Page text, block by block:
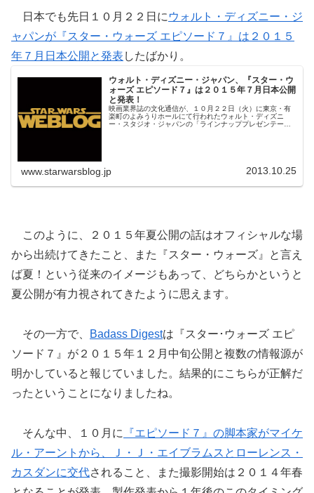
日本でも先日１０月２２日に ウォルト・ディズニー・ジ
ャパンが『スター・ウォーズ エピソード７』は２０１５
年７月日本公開と発表 したばかり。
ウォルト・ディズニー・ジャパン、『スター・ウ
ォーズ エピソード７』は２０１５年７月日本公開
と発表！
映画業界誌の文化通信が、１０月２２日（火）に東京・有
楽町のよみうりホールにて行われたウォルト・ディズニ
ー・スタジオ・ジャパンの「ラインナッププレゼンテーシ
www.starwarsblog.jp 2013.10.25
このように、２０１５年夏公開の話はオフィシャルな場
から出続けてきたこと、また『スター・ウォーズ』と言え
ば夏！という従来のイメージもあって、どちらかというと
夏公開が有力視されてきたように思えます。
その一方で、 Badass Digestは『スター･ウォーズ エピ
ソード７』が２０１５年１２月中旬公開と複数の情報源が
明かしていると報じていました。結果的にこちらが正解だ
ったということになりましたね。
そんな中、１０月に
『エピソード７』の脚本家がマイケ
ル・アーントから、Ｊ・Ｊ・エイブラムスとローレンス・
カスダンに交代されること、また撮影開始は２０１４年春